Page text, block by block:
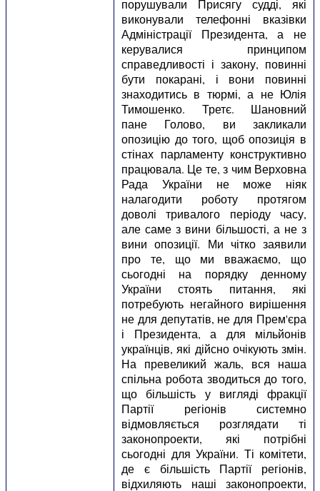
порушували Присягу судді, які
виконували телефонні вказівки
Адміністрації Президента, а не
керувалися принципом
справедливості і закону, повинні
бути покарані, і вони повинні
знаходитись в тюрмі, а не Юлія
Тимошенко. Третє. Шановний
пане Голово, ви закликали
опозицію до того, щоб опозиція в
стінах парламенту конструктивно
працювала. Це те, з чим Верховна
Рада України не може ніяк
налагодити роботу протягом
доволі тривалого періоду часу,
але саме з вини більшості, а не з
вини опозиції. Ми чітко заявили
про те, що ми вважаємо, що
сьогодні на порядку денному
України стоять питання, які
потребують негайного вирішення
не для депутатів, не для Прем'єра
і Президента, а для мільйонів
українців, які дійсно очікують змін.
На превеликий жаль, вся наша
спільна робота зводиться до того,
що більшість у вигляді фракції
Партії регіонів системно
відмовляється розглядати ті
законопроекти, які потрібні
сьогодні для України. Ті комітети,
де є більшість Партії регіонів,
відхиляють наші законопроекти,